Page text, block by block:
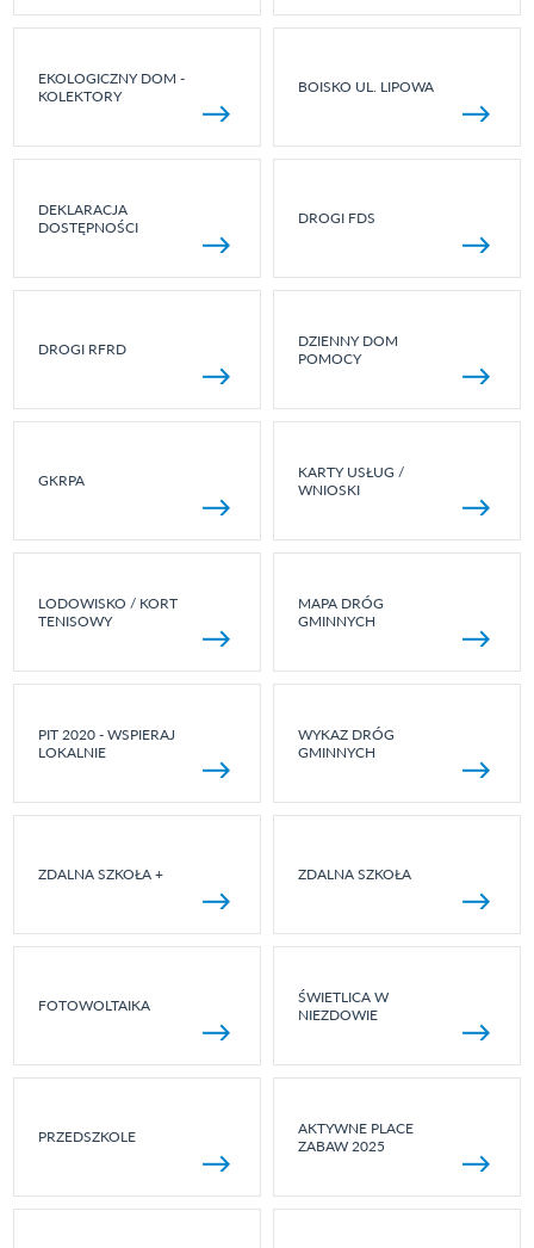
EKOLOGICZNY DOM -
KOLEKTORY
BOISKO UL. LIPOWA
DEKLARACJA
DOSTĘPNOŚCI
DROGI FDS
DROGI RFRD
DZIENNY DOM
POMOCY
GKRPA
KARTY USŁUG /
WNIOSKI
LODOWISKO / KORT
TENISOWY
MAPA DRÓG
GMINNYCH
PIT 2020 - WSPIERAJ
LOKALNIE
WYKAZ DRÓG
GMINNYCH
ZDALNA SZKOŁA + ZDALNA SZKOŁA
FOTOWOLTAIKA
ŚWIETLICA W
NIEZDOWIE
PRZEDSZKOLE
AKTYWNE PLACE
ZABAW 2025